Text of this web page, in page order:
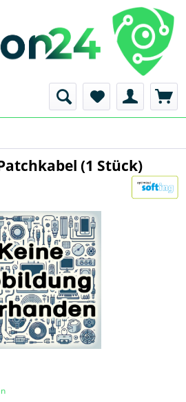
(1 Stück)